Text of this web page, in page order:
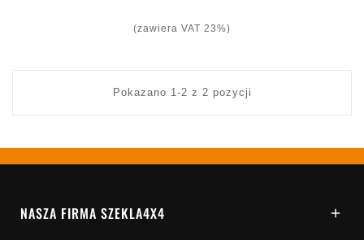
(zawiera VAT 23%)
Pokazano 1-2 z 2 pozycji
NASZA FIRMA SZEKLA4X4 